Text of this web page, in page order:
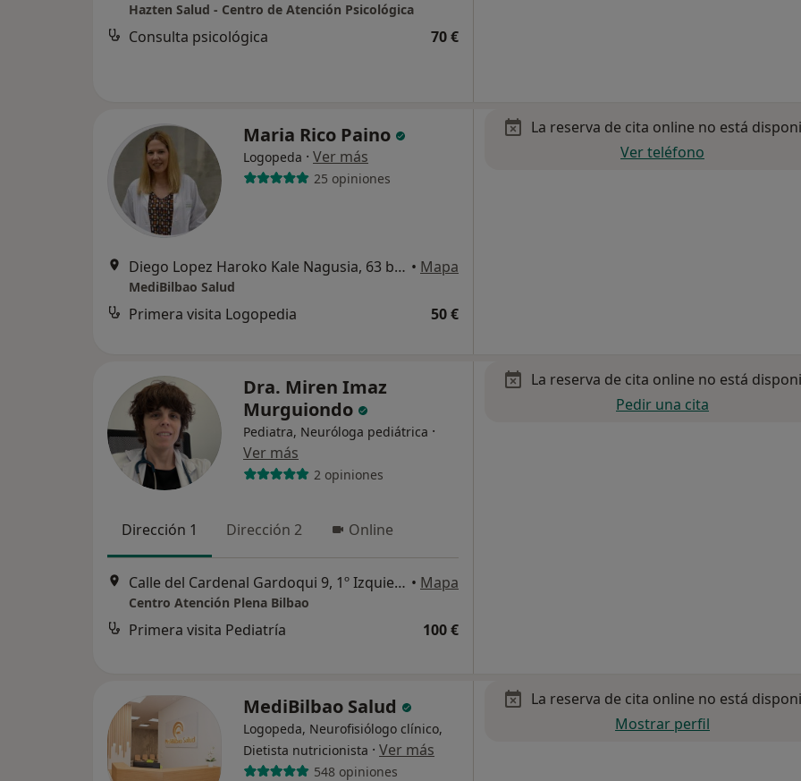
Hazten Salud - Centro de Atención Psicológica
Consulta psicológica 70 €
Maria Rico Paino
Logopeda · Ver más
25 opiniones
Diego Lopez Haroko Kale Nagusia, 63 bis, Bilbao • Mapa
MediBilbao Salud
Primera visita Logopedia 50 €
La reserva de cita online no está
Ver teléfono
Dra. Miren Imaz
Murguiondo
Pediatra, Neuróloga pediátrica ·
Ver más
2 opiniones
Dirección 1 Dirección 2 Online
Calle del Cardenal Gardoqui 9, 1º Izquierda, Bilbao • Mapa
Centro Atención Plena Bilbao
Primera visita Pediatría 100 €
La reserva de cita online no está
Pedir una cita
MediBilbao Salud
Logopeda, Neurofisiólogo clínico,
Dietista nutricionista · Ver más
548 opiniones
La reserva de cita online no está
Mostrar perfil